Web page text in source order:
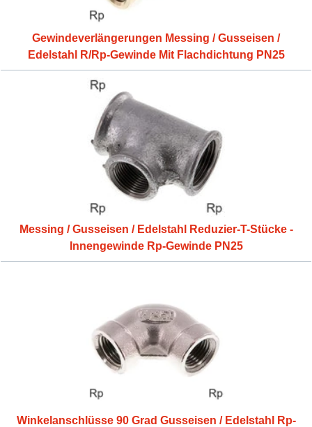
Gewindeverlängerungen Messing / Gusseisen /
Edelstahl R/Rp-Gewinde Mit Flachdichtung PN25
Messing / Gusseisen / Edelstahl Reduzier-T-Stücke -
Innengewinde Rp-Gewinde PN25
Winkelanschlüsse 90 Grad Gusseisen / Edelstahl Rp-